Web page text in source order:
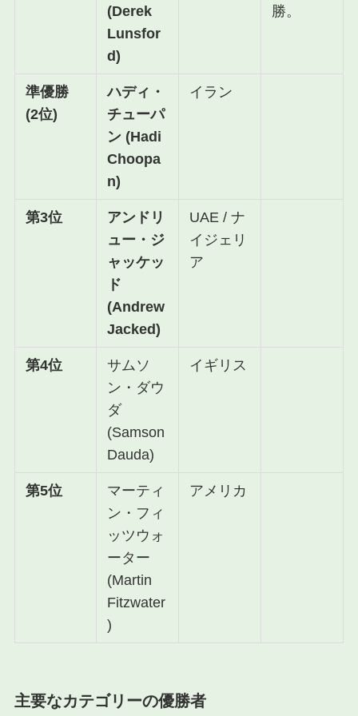
(Derek
Lunsfor
d)
勝。
準優勝
(2位)
ハディ・
チューパ
ン (Hadi
Choopa
n)
イラン
第3位
アンドリ
ュー・ジ
ャッケッ
ド
(Andrew
Jacked)
UAE / ナ
イジェリ
ア
第4位
サムソ
ン・ダウ
ダ
(Samson
Dauda)
イギリス
第5位
マーティ
ン・フィ
ッツウォ
ーター
(Martin
Fitzwater
)
アメリカ
主要なカテゴリーの優勝者